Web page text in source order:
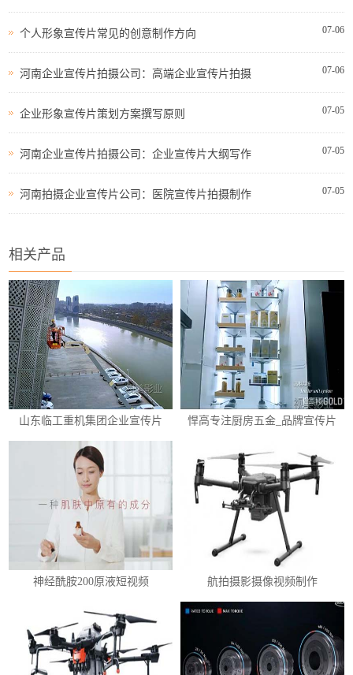
07-06
个人形象宣传片常见的创意制作方向
07-06
河南企业宣传片拍摄公司：高端企业宣传片拍摄
07-05
企业形象宣传片策划方案撰写原则
07-05
河南企业宣传片拍摄公司：企业宣传片大纲写作
07-05
河南拍摄企业宣传片公司：医院宣传片拍摄制作
相关产品
山东临工重机集团企业宣传片 悍高专注厨房五金_品牌宣传片
神经酰胺200原液短视频 航拍摄影摄像视频制作